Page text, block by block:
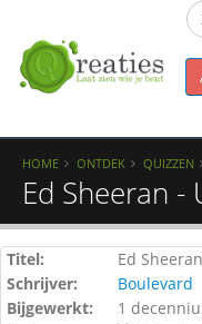
HOME ONTDEK QUIZZEN
Ed Sheeran
Titel:
Ed Sheeran
Schrijver:
Boulevard
Bijgewerkt:
1